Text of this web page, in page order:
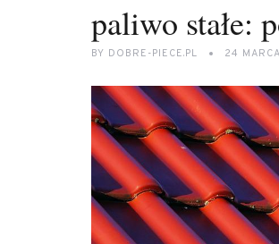
paliwo stałe:
BY DOBRE-PIECE.PL 24